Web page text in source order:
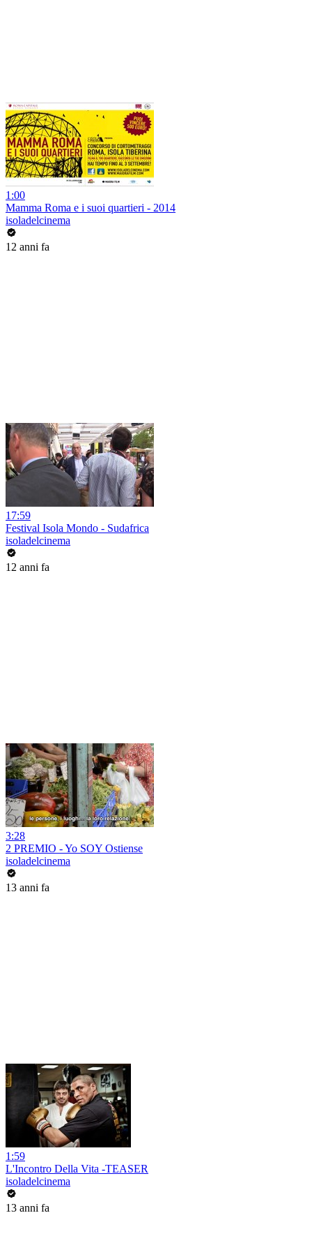
1:00
Mamma Roma e i suoi quartieri - 2014
isoladelcinema
12 anni fa
17:59
Festival Isola Mondo - Sudafrica
isoladelcinema
12 anni fa
3:28
2 PREMIO - Yo SOY Ostiense
isoladelcinema
13 anni fa
1:59
L'Incontro Della Vita -TEASER
isoladelcinema
13 anni fa